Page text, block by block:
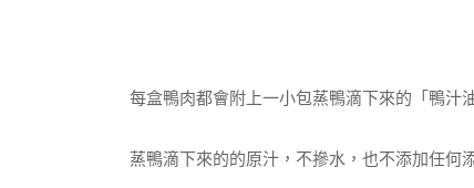
每盒鴨肉都會附上一小包蒸鴨滴下來的「鴨汁
蒸鴨滴下來的的原汁，不摻水，也不添加任何